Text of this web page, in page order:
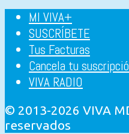
MI VIVA+
SUSCRÍBETE
Tus Facturas
Cancela tu
VIVA RADIO
© 2013-2026 VIVA
reservados